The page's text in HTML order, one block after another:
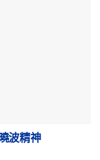
波精神